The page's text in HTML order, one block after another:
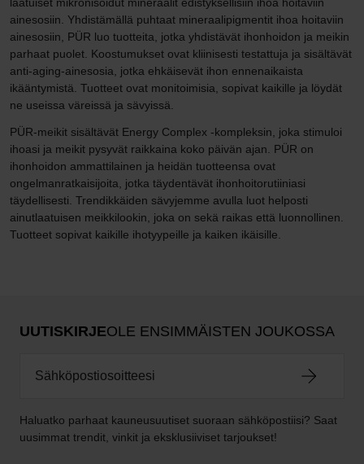
ainesosiin. Yhdistämällä puhtaat mineraalipigmentit ihoa hoitaviin
ainesosiin, PÜR luo tuotteita, jotka yhdistävät ihonhoidon ja meikin
parhaat puolet. Koostumukset ovat kliinisesti testattuja ja sisältävät
anti-aging-ainesosia, jotka ehkäisevät ihon ennenaikaista
ikääntymistä. Tuotteet ovat monitoimisia, sopivat kaikille ja löydät
ne useissa väreissä ja sävyissä.
PÜR-meikit sisältävät Energy Complex -kompleksin, joka stimuloi
ihoasi ja meikit pysyvät raikkaina koko päivän ajan. PÜR on
ihonhoidon ammattilainen ja heidän tuotteensa ovat
ongelmanratkaisijoita, jotka täydentävät ihonhoitorutiiniasi
täydellisesti. Trendikkäiden sävyjemme avulla luot helposti
ainutlaatuisen meikkilookin, joka on sekä raikas että luonnollinen.
Tuotteet sopivat kaikille ihotyypeille ja kaiken ikäisille.
UUTISKIRJEOLE ENSIMMÄISTEN JOUKOSSA
Haluatko parhaat kauneusuutiset suoraan sähköpostiisi? Saat
uusimmat trendit, vinkit ja eksklusiiviset tarjoukset!